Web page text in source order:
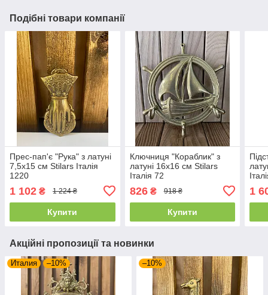
Подібні товари компанії
Прес-пап'є "Рука" з латуні
7,5х15 см Stilars Італія
1220
1 102 ₴ 1 224 ₴
Купити
Ключниця "Кораблик" з
латуні 16х16 см Stilars
Італія 72
826₴ 918 ₴
Купити
1
Акційні пропозиції та новинки
Италия –10% –10%